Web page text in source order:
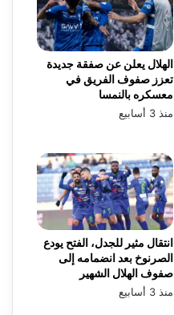
الهلال يعلن عن صفقة جديدة
تعزز صفوف الفريق في
معسكره بالنمسا
منذ 3 أسابيع
انتقال مثير للجدل، الفتح يودع
الصرنوخ بعد انضمامه إلى
صفوف الهلال الشهير
منذ 3 أسابيع